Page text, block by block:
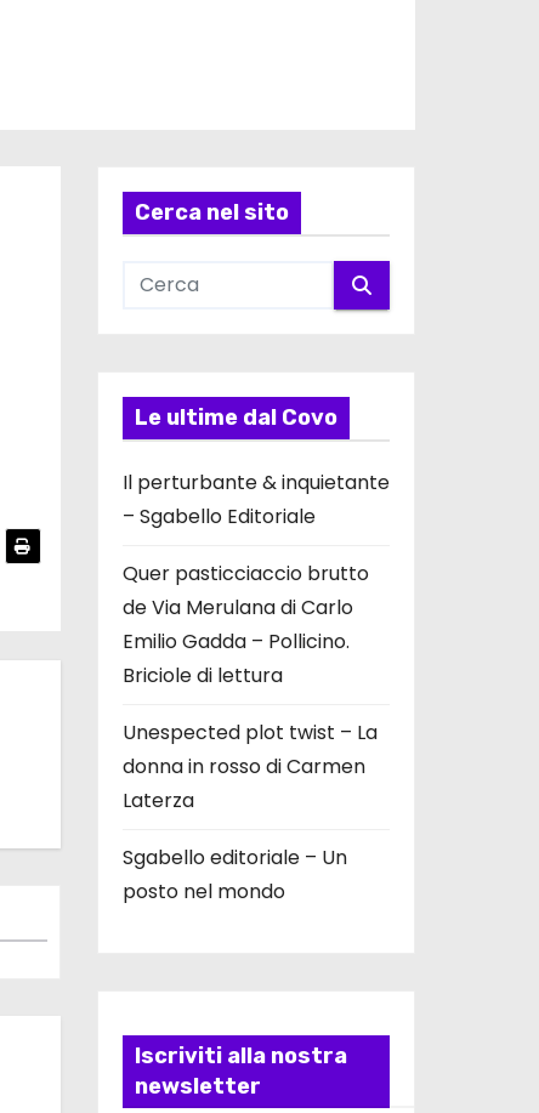
Cerca nel sito
Le ultime dal Covo
Il perturbante & inquietante
– Sgabello Editoriale
Quer pasticciaccio brutto
de Via Merulana di Carlo
Emilio Gadda – Pollicino.
Briciole di lettura
Unespected plot twist – La
donna in rosso di Carmen
Laterza
Sgabello editoriale – Un
posto nel mondo
Iscriviti alla nostra
newsletter